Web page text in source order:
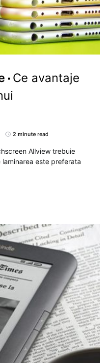
Ce avantaje
2 minute read
Allview trebuie
este preferata